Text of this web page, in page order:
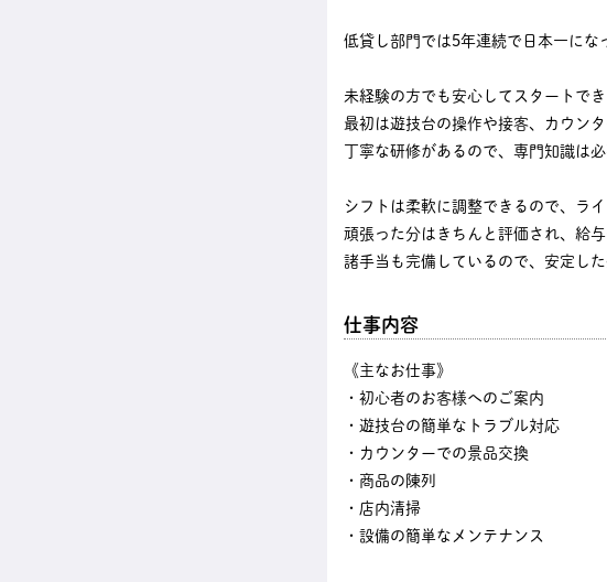
低貸し部門では5年連続で日本一にな
未経験の方でも安心してスタートでき
最初は遊技台の操作や接客、カウン
丁寧な研修があるので、専門知識は
シフトは柔軟に調整できるので、ラ
頑張った分はきちんと評価され、給
諸手当も完備しているので、安定し
仕事内容
《主なお仕事》
・初心者のお客様へのご案内
・遊技台の簡単なトラブル対応
・カウンターでの景品交換
・商品の陳列
・店内清掃
・設備の簡単なメンテナンス